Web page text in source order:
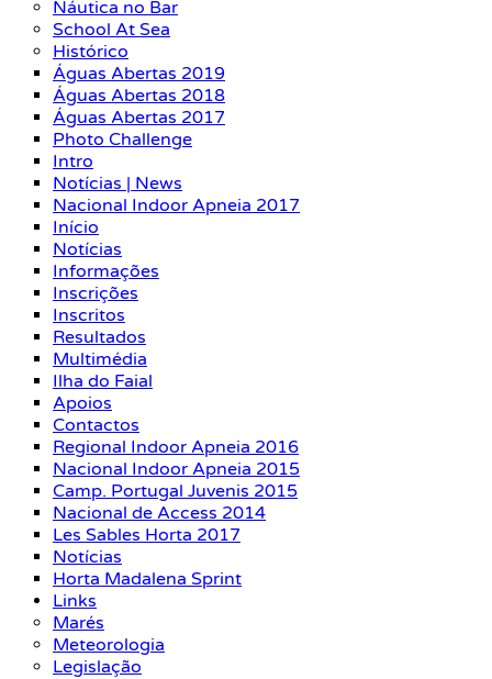
Náutica no Bar
School At Sea
Histórico
Águas Abertas 2019
Águas Abertas 2018
Águas Abertas 2017
Photo Challenge
Intro
Notícias | News
Nacional Indoor Apneia 2017
Início
Notícias
Informações
Inscrições
Inscritos
Resultados
Multimédia
Ilha do Faial
Apoios
Contactos
Regional Indoor Apneia 2016
Nacional Indoor Apneia 2015
Camp. Portugal Juvenis 2015
Nacional de Access 2014
Les Sables Horta 2017
Notícias
Horta Madalena Sprint
Links
Marés
Meteorologia
Legislação